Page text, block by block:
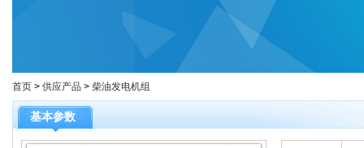
首页 > 供应产品 > 柴油发电机组
基本参数